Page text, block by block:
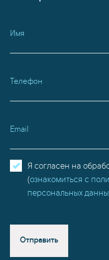
Имя
Телефон
Email
Я согласен на
(ознакомиться с
персональных
Отправить